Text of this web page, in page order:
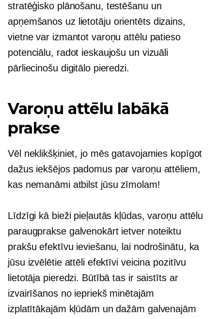
stratēģisko plānošanu, testēšanu un
apņemšanos uz lietotāju orientētsdizains,
vietne var izmantot varoņu attēlu patieso
potenciālu, radot ieskaujošu un vizuāli
pārliecinošu digitālo pieredzi.
Varoņu attēlu labākā
prakse
Vēl neklikšķiniet, jo mēs gatavojamies kopīgot
dažus iekšējos padomus par varoņu attēliem,
kas nemanāmi atbilst jūsu zīmolam!
Līdzīgi kā bieži pieļautās kļūdas, varoņu attēlu
paraugprakse galvenokārt ietver noteiktu
prakšu efektīvu ieviešanu, lai nodrošinātu, ka
jūsu izvēlētie attēli efektīvi veicina pozitīvu
lietotāja pieredzi. Būtībā tas ir saistīts ar
izvairīšanos no iepriekš minētajām
izplatītākajām kļūdām un dažām galvenajām